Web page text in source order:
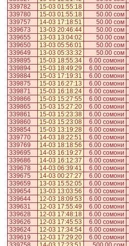
339782
15-03 01:55:18 50.00 сом
339780
15-03 01:55:18 50.00 сом
339757
14-03 17:18:51 50.00 сом
339673
13-03 20:46:44 50.00 сом
339655
13-03 13:04:02 50.00 сом
339650
13-03 05:56:01 50.00 сом
339649
13-03 05:33:32 50.00 сом
339895
15-03 18:55:34 6.00 сомони
339894
15-03 18:49:29 6.00 сомони
339884
15-03 17:19:31 6.00 сомони
339875
15-03 16:27:13 6.00 сомони
339871
15-03 16:18:24 6.00 сомони
339866
15-03 15:27:55 6.00 сомони
339865
15-03 15:27:20 6.00 сомони
339861
15-03 15:23:38 6.00 сомони
339860
15-03 15:23:08 6.00 сомони
339854
15-03 13:19:28 6.00 сомони
339770
14-03 18:22:51 6.00 сомони
339769
14-03 18:18:56 6.00 сомони
339695
14-03 16:19:27 6.00 сомони
339686
14-03 16:12:37 6.00 сомони
339678
14-03 06:39:41 6.00 сомони
339675
14-03 00:27:27 6.00 сомони
339659
13-03 15:52:05 6.00 сомони
339654
13-03 13:03:56 6.00 сомони
339644
12-03 18:09:53 6.00 сомони
339631
12-03 17:55:49 6.00 сомони
339628
12-03 17:48:18 6.00 сомони
339626
12-03 17:45:53 6.00 сомони
339624
12-03 17:34:54 6.00 сомони
339619
12-03 17:29:20 6.00 сомони